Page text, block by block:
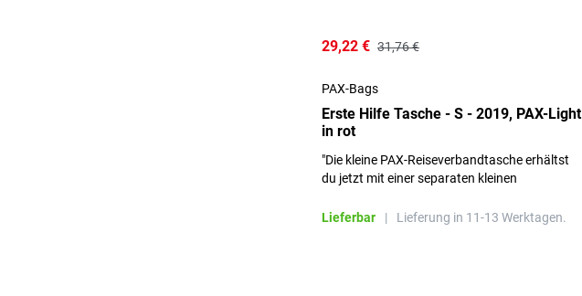
29,22 € 31,76 €
PAX-Bags
Erste Hilfe Tasche - S - 2019, PAX-Light
in rot
"Die kleine PAX-Reiseverbandtasche erhältst
du jetzt mit einer separaten kleinen
Lieferbar
| Lieferung in 11-13 Werktagen.